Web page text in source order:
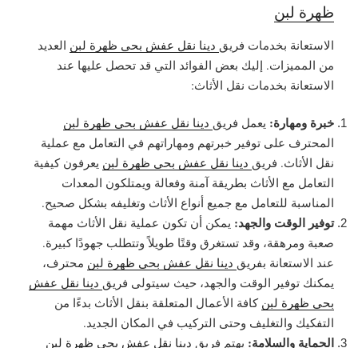
ظهرة لبن
الاستعانة بخدمات فريق دينا نقل عفش بحي ظهرة لبن العديد
من المميزات. إليك بعض الفوائد التي قد تحصل عليها عند
الاستعانة بخدمات نقل الأثاث:
خبرة ومهارة: يعمل فريق دينا نقل عفش بحي ظهرة لبن
المحترف على توفير خبرتهم ومهاراتهم في التعامل مع عملية
نقل الأثاث. فريق دينا نقل عفش بحي ظهرة لبن يعرفون كيفية
التعامل مع الأثاث بطريقة آمنة وفعالة ويمتلكون المعدات
المناسبة للتعامل مع جميع أنواع الأثاث وتغليفه بشكل صحيح.
توفير الوقت والجهد: يمكن أن تكون عملية نقل الأثاث مهمة
صعبة ومرهقة، وقد تستغرق وقتًا طويلاً وتتطلب جهودًا كبيرة.
عند الاستعانة بفريق دينا نقل عفش بحي ظهرة لبن محترف،
يمكنك توفير الوقت والجهد، حيث سيتولى فريق دينا نقل عفش
بحي ظهرة لبن كافة الأعمال المتعلقة بنقل الأثاث بدءًا من
التفكيك والتغليف وحتى التركيب في المكان الجديد.
الحماية والسلامة: يهتم فريق دينا نقل عفش بحي ظهرة لبن